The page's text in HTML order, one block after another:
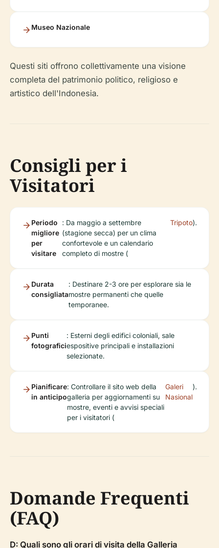
Museo Nazionale
Questi siti offrono collettivamente una visione
completa del patrimonio politico, religioso e
artistico dell'Indonesia.
Consigli per i
Visitatori
Periodo
migliore
per
visitare
: Da maggio a settembre
(stagione secca) per un clima
confortevole e un calendario
completo di mostre (
Tripoto).
Durata
consigliata
: Destinare 2-3 ore per esplorare sia le
mostre permanenti che quelle
temporanee.
Punti
fotografici
: Esterni degli edifici coloniali, sale
espositive principali e installazioni
selezionate.
Pianificare
in anticipo
: Controllare il sito web della
galleria per aggiornamenti su
mostre, eventi e avvisi speciali
per i visitatori (
Galeri
Nasional
).
Domande Frequenti
(FAQ)
D: Quali sono gli orari di visita della Galleria